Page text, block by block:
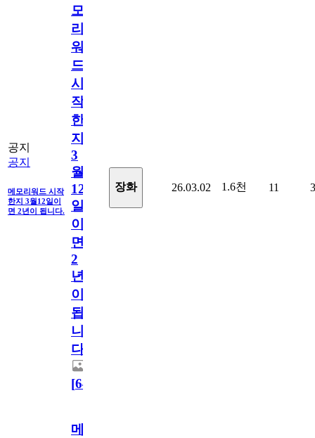
공지
공지
메모리워드 시작
한지 3월12일이
면 2년이 됩니다.
모
리
워
드
시
작
한
지
3
월
12
일
이
면
2
년
이
됩
니
다.
[64
장화 26.03.02 1.6천 11 3
메